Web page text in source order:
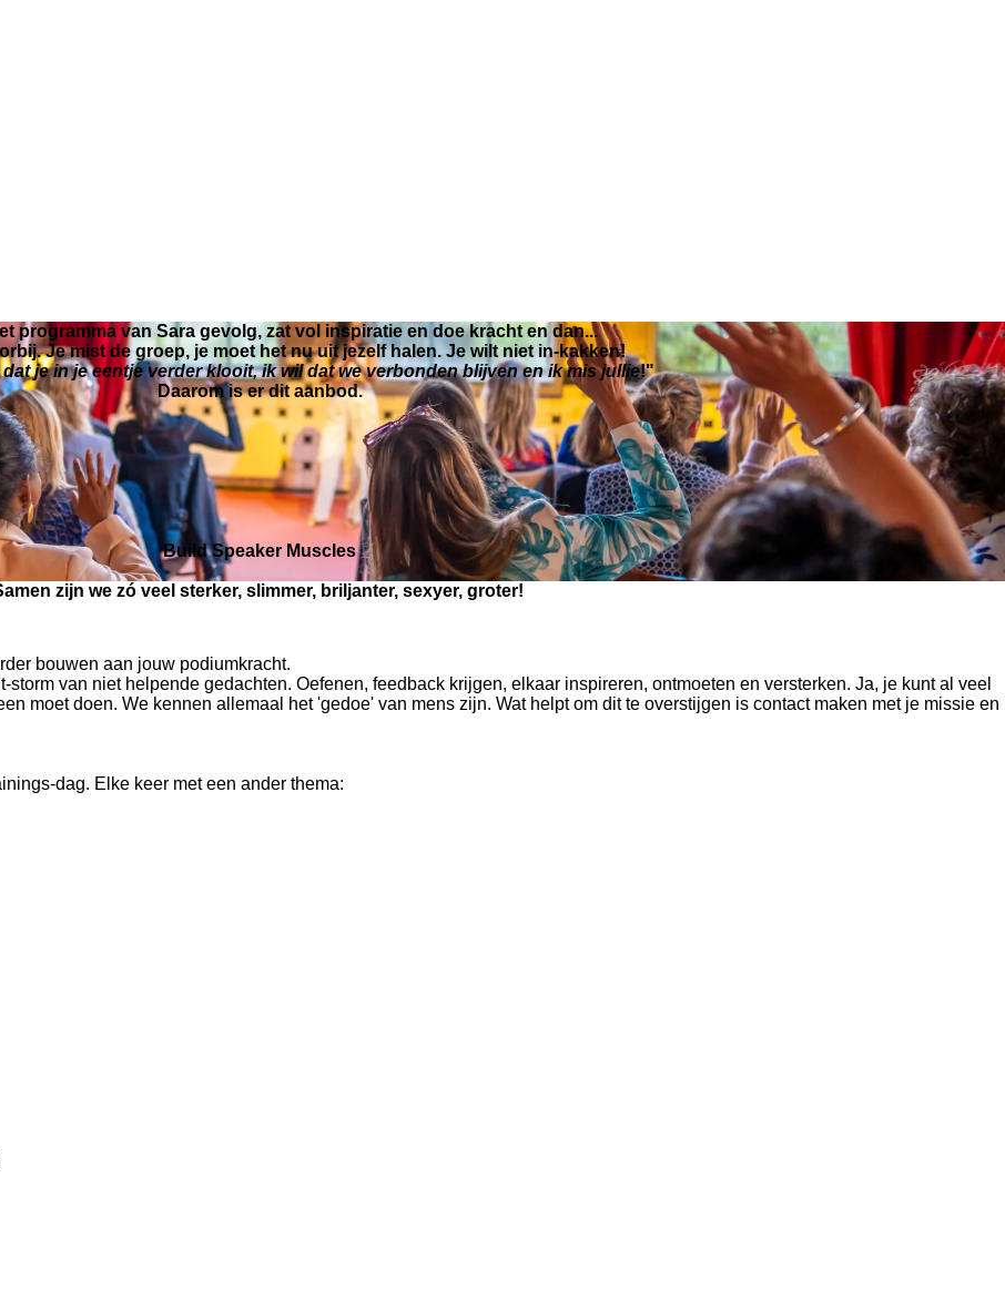
programma van Sara gevolg, zat vol inspiratie en doe kracht en dan...
Je mist de groep, je moet het nu uit jezelf halen. Je wilt niet in-kakken!
dat je in je eentje verder klooit, ik wil dat we verbonden blijven en ik mis jullie!"
Daarom is er dit aanbod.
Build Speaker Muscles
zijn we zó veel sterker, slimmer, briljanter, sexyer, groter!
bouwen aan jouw podiumkracht.
van niet helpende gedachten. Oefenen, feedback krijgen, elkaar inspireren, ontmoeten en versterken. Ja, je kunt al veel
moet doen. We kennen allemaal het 'gedoe' van mens zijn. Wat helpt om dit te overstijgen is contact maken met je missie en
dag. Elke keer met een ander thema: